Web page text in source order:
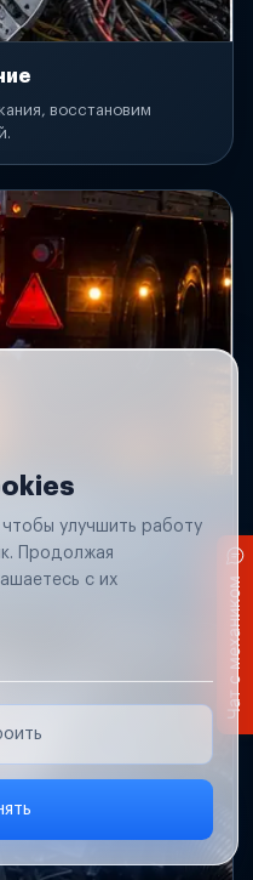
восстановим
восстановим
улучшить работу
Продолжая
с их
Чат с механиком